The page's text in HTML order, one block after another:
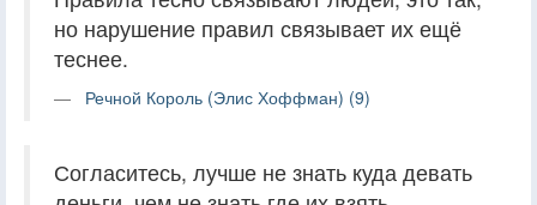
но нарушение правил связывает их ещё
теснее.
Речной Король (Элис Хоффман) (9)
Согласитесь, лучше не знать куда девать